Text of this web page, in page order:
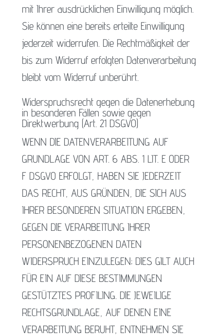
mit Ihrer ausdrücklichen Einwilligung möglich.
Sie können eine bereits erteilte Einwilligung
jederzeit widerrufen. Die Rechtmäßigkeit der
bis zum Widerruf erfolgten Datenverarbeitung
bleibt vom Widerruf unberührt.
Widerspruchsrecht gegen die Datenerhebung
in besonderen Fällen sowie gegen
Direktwerbung (Art. 21 DSGVO)
WENN DIE DATENVERARBEITUNG AUF
GRUNDLAGE VON ART. 6 ABS. 1 LIT. E ODER
F DSGVO ERFOLGT, HABEN SIE JEDERZEIT
DAS RECHT, AUS GRÜNDEN, DIE SICH AUS
IHRER BESONDEREN SITUATION ERGEBEN,
GEGEN DIE VERARBEITUNG IHRER
PERSONENBEZOGENEN DATEN
WIDERSPRUCH EINZULEGEN; DIES GILT AUCH
FÜR EIN AUF DIESE BESTIMMUNGEN
GESTÜTZTES PROFILING. DIE JEWEILIGE
RECHTSGRUNDLAGE, AUF DENEN EINE
VERARBEITUNG BERUHT, ENTNEHMEN SIE